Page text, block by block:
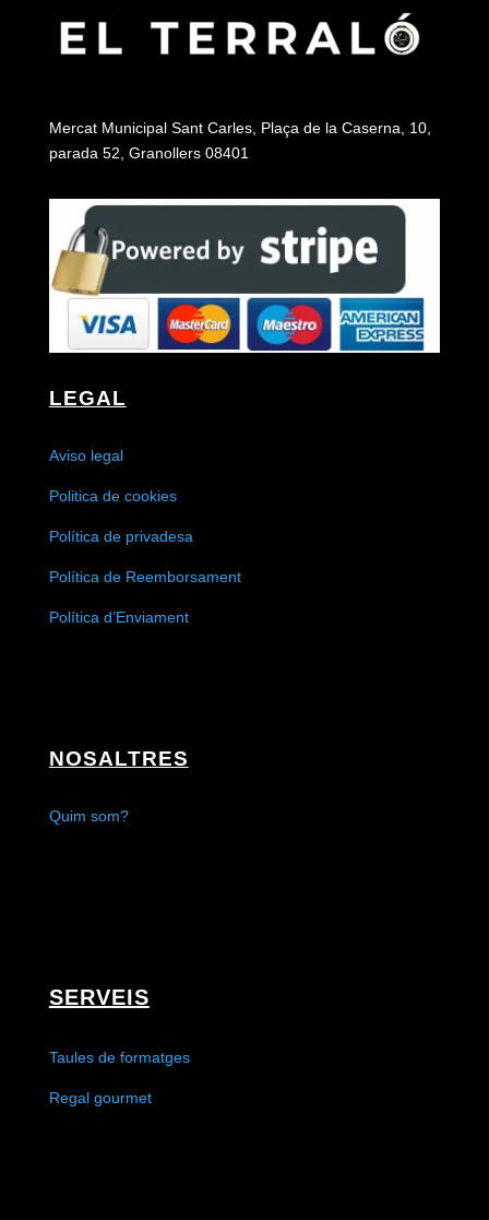
Mercat Municipal Sant Carles, Plaça de la Caserna, 10,
parada 52, Granollers 08401
LEGAL
Aviso legal
Politica de cookies
Política de privadesa
Política de Reemborsament
Política d’Enviament
NOSALTRES
Quim som?
SERVEIS
Taules de formatges
Regal gourmet